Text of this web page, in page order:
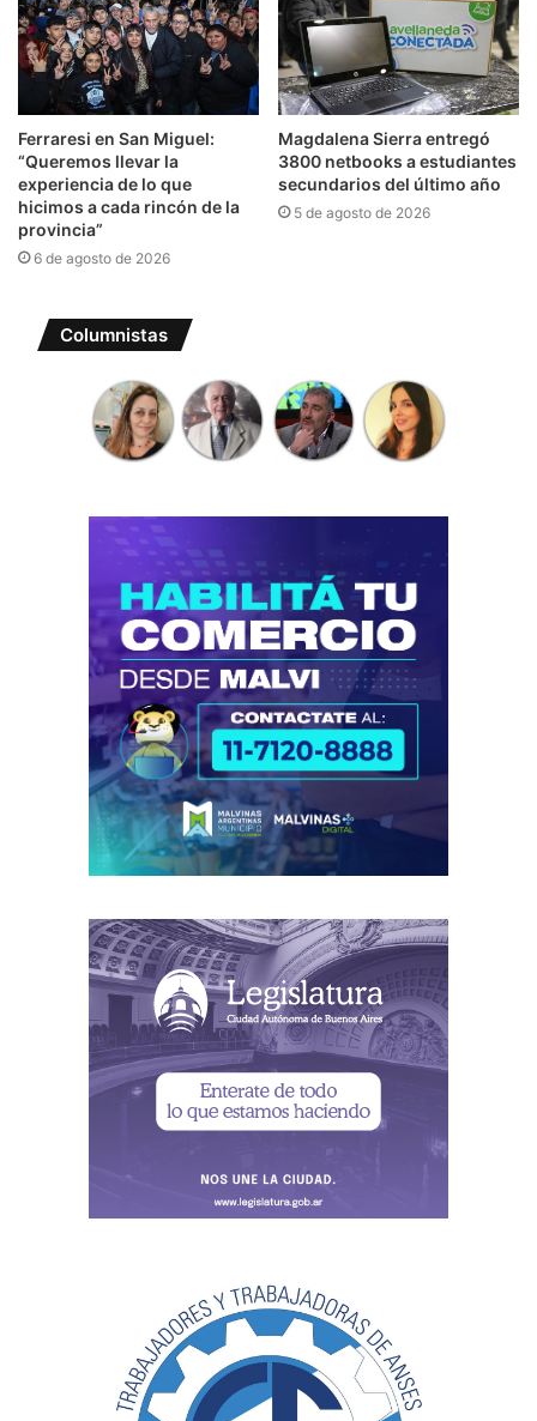
Ferraresi en San Miguel:
“Queremos llevar la
experiencia de lo que
hicimos a cada rincón de la
provincia”
6 de agosto de 2026
Magdalena Sierra entregó
3800 netbooks a estudiantes
secundarios del último año
5 de agosto de 2026
Columnistas